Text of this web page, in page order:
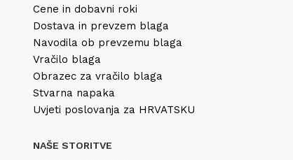
Cene in dobavni roki
Dostava in prevzem blaga
Navodila ob prevzemu blaga
Vračilo blaga
Obrazec za vračilo blaga
Stvarna napaka
Uvjeti poslovanja za HRVATSKU
NAŠE STORITVE